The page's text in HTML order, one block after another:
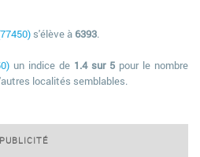
s'élève à 6393.
un indice de 1.4 sur 5 pour le nombre
localités semblables.
PUBLICITÉ